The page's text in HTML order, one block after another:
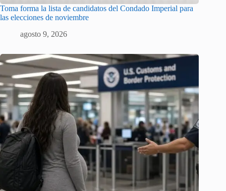
Toma forma la lista de candidatos del Condado Imperial para
las elecciones de noviembre
agosto 9, 2026